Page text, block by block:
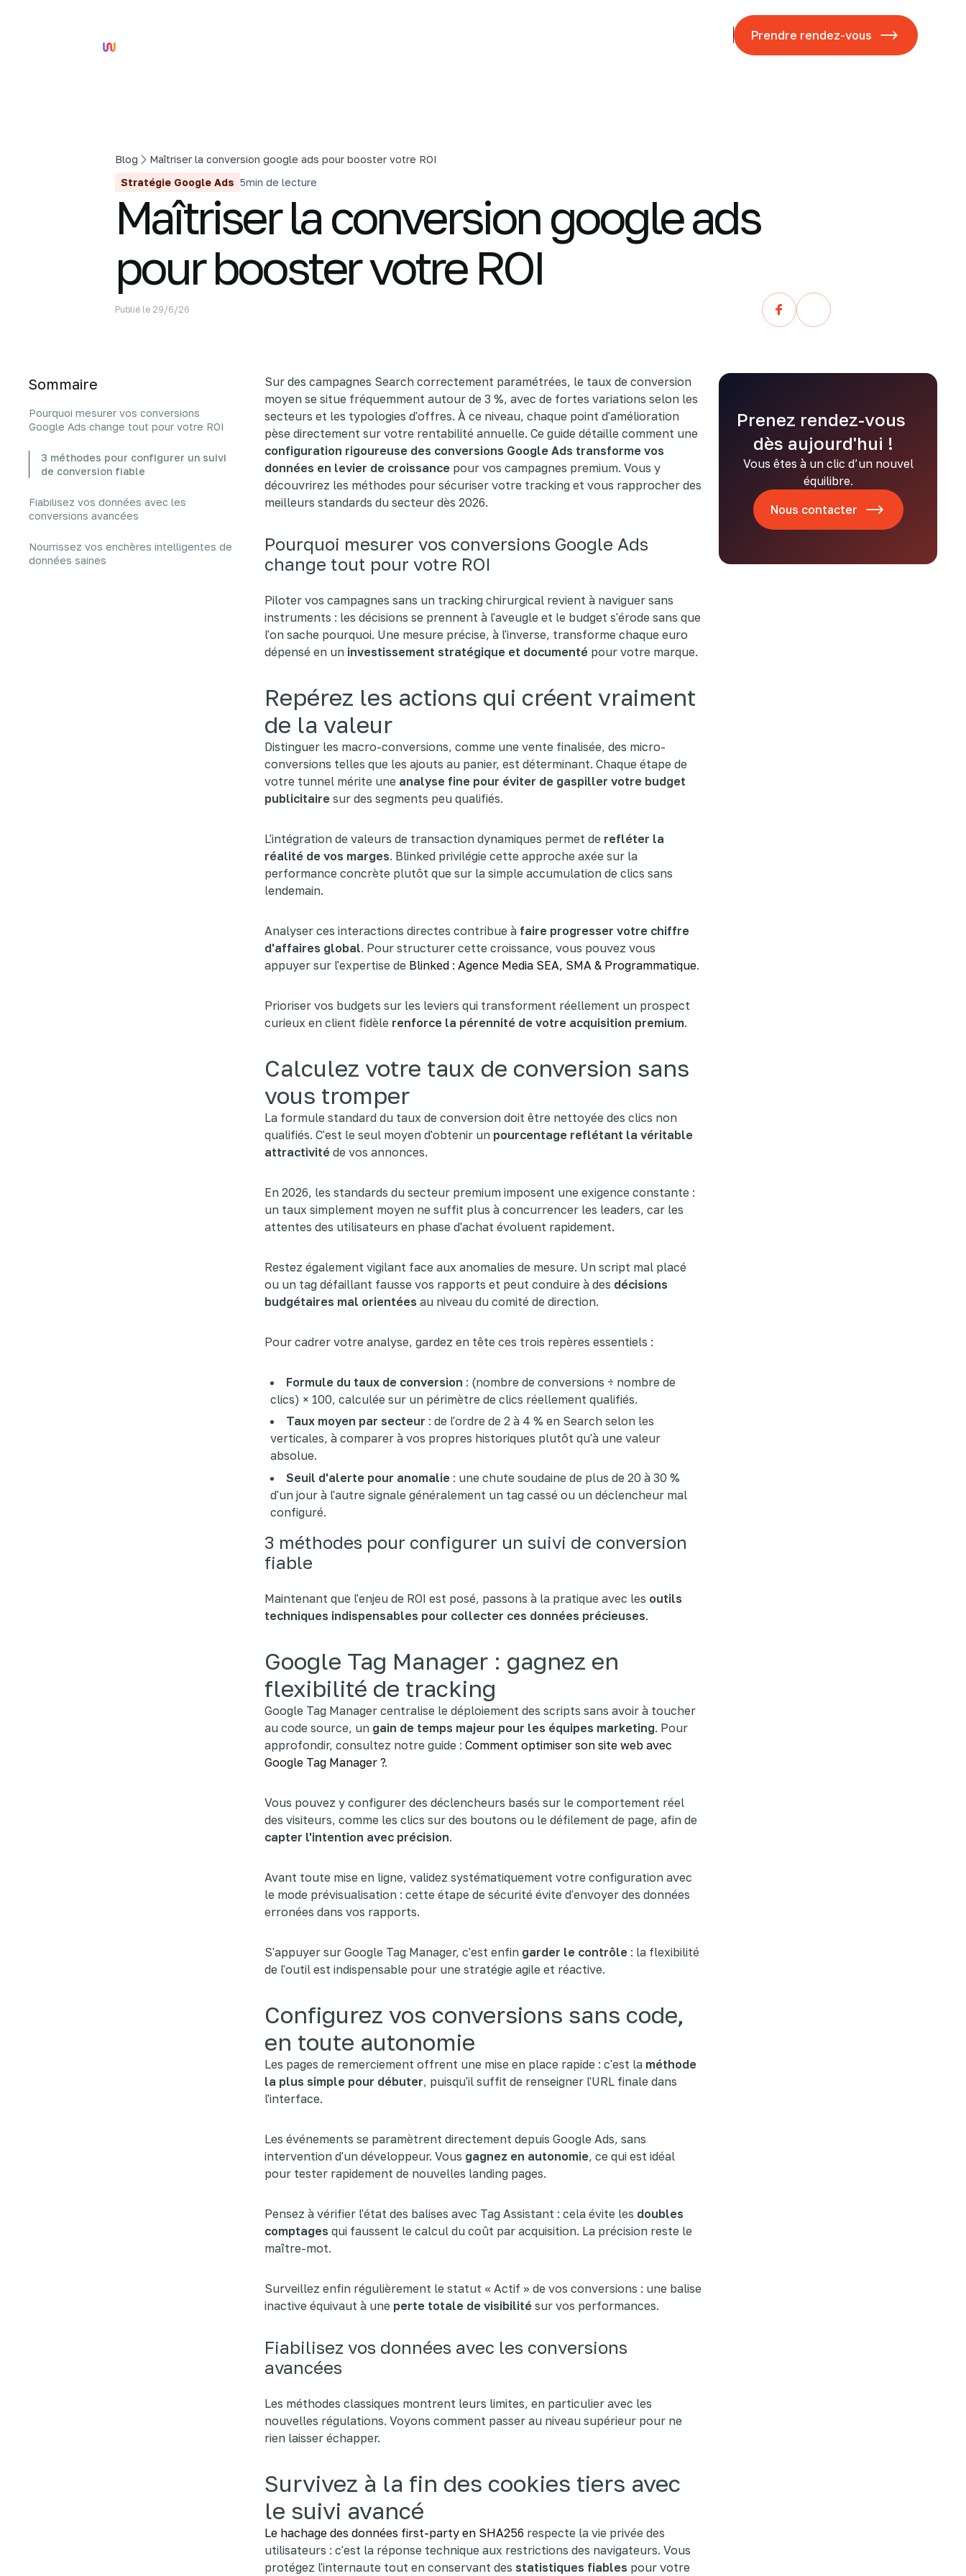
Prendre rendez-vous
Blog
Maîtriser la conversion google ads pour booster votre ROI
Stratégie Google Ads 5min de lecture
Maîtriser la conversion google ads
pour booster votre ROI
Publié le 29/6/26
Sommaire
Pourquoi mesurer vos conversions
Google Ads change tout pour votre ROI
3 méthodes pour configurer un suivi
de conversion fiable
Fiabilisez vos données avec les
conversions avancées
Nourrissez vos enchères intelligentes de
données saines
Sur des campagnes Search correctement paramétrées, le taux de conversion
moyen se situe fréquemment autour de 3 %, avec de fortes variations selon les
secteurs et les typologies d'offres. À ce niveau, chaque point d'amélioration
pèse directement sur votre rentabilité annuelle. Ce guide détaille comment une
configuration rigoureuse des conversions Google Ads transforme vos
données en levier de croissance pour vos campagnes premium. Vous y
découvrirez les méthodes pour sécuriser votre tracking et vous rapprocher des
meilleurs standards du secteur dès 2026.
Pourquoi mesurer vos conversions Google Ads
change tout pour votre ROI
Piloter vos campagnes sans un tracking chirurgical revient à naviguer sans
instruments : les décisions se prennent à l'aveugle et le budget s'érode sans que
l'on sache pourquoi. Une mesure précise, à l'inverse, transforme chaque euro
dépensé en un investissement stratégique et documenté pour votre marque.
Repérez les actions qui créent vraiment
de la valeur
Distinguer les macro-conversions, comme une vente finalisée, des micro-
conversions telles que les ajouts au panier, est déterminant. Chaque étape de
votre tunnel mérite une analyse fine pour éviter de gaspiller votre budget
publicitaire sur des segments peu qualifiés.
L'intégration de valeurs de transaction dynamiques permet de refléter la
réalité de vos marges. Blinked privilégie cette approche axée sur la
performance concrète plutôt que sur la simple accumulation de clics sans
lendemain.
Analyser ces interactions directes contribue à faire progresser votre chiffre
d'affaires global. Pour structurer cette croissance, vous pouvez vous
appuyer sur l'expertise de Blinked : Agence Media SEA, SMA & Programmatique.
Prioriser vos budgets sur les leviers qui transforment réellement un prospect
curieux en client fidèle renforce la pérennité de votre acquisition premium.
Calculez votre taux de conversion sans
vous tromper
La formule standard du taux de conversion doit être nettoyée des clics non
qualifiés. C'est le seul moyen d'obtenir un pourcentage reflétant la véritable
attractivité de vos annonces.
En 2026, les standards du secteur premium imposent une exigence constante :
un taux simplement moyen ne suffit plus à concurrencer les leaders, car les
attentes des utilisateurs en phase d'achat évoluent rapidement.
Restez également vigilant face aux anomalies de mesure. Un script mal placé
ou un tag défaillant fausse vos rapports et peut conduire à des décisions
budgétaires mal orientées au niveau du comité de direction.
Pour cadrer votre analyse, gardez en tête ces trois repères essentiels :
Formule du taux de conversion : (nombre de conversions ÷ nombre de
clics) × 100, calculée sur un périmètre de clics réellement qualifiés.
Taux moyen par secteur : de l'ordre de 2 à 4 % en Search selon les
verticales, à comparer à vos propres historiques plutôt qu'à une valeur
absolue.
Seuil d'alerte pour anomalie : une chute soudaine de plus de 20 à 30 %
d'un jour à l'autre signale généralement un tag cassé ou un déclencheur mal
configuré.
3 méthodes pour configurer un suivi de conversion
fiable
Maintenant que l'enjeu de ROI est posé, passons à la pratique avec les outils
techniques indispensables pour collecter ces données précieuses.
Google Tag Manager : gagnez en
flexibilité de tracking
Google Tag Manager centralise le déploiement des scripts sans avoir à toucher
au code source, un gain de temps majeur pour les équipes marketing. Pour
approfondir, consultez notre guide : Comment optimiser son site web avec
Google Tag Manager ?.
Vous pouvez y configurer des déclencheurs basés sur le comportement réel
des visiteurs, comme les clics sur des boutons ou le défilement de page, afin de
capter l'intention avec précision.
Avant toute mise en ligne, validez systématiquement votre configuration avec
le mode prévisualisation : cette étape de sécurité évite d'envoyer des données
erronées dans vos rapports.
S'appuyer sur Google Tag Manager, c'est enfin garder le contrôle : la flexibilité
de l'outil est indispensable pour une stratégie agile et réactive.
Configurez vos conversions sans code,
en toute autonomie
Les pages de remerciement offrent une mise en place rapide : c'est la méthode
la plus simple pour débuter, puisqu'il suffit de renseigner l'URL finale dans
l'interface.
Les événements se paramètrent directement depuis Google Ads, sans
intervention d'un développeur. Vous gagnez en autonomie, ce qui est idéal
pour tester rapidement de nouvelles landing pages.
Pensez à vérifier l'état des balises avec Tag Assistant : cela évite les doubles
comptages qui faussent le calcul du coût par acquisition. La précision reste le
maître-mot.
Surveillez enfin régulièrement le statut « Actif » de vos conversions : une balise
inactive équivaut à une perte totale de visibilité sur vos performances.
Fiabilisez vos données avec les conversions
avancées
Les méthodes classiques montrent leurs limites, en particulier avec les
nouvelles régulations. Voyons comment passer au niveau supérieur pour ne
rien laisser échapper.
Survivez à la fin des cookies tiers avec
le suivi avancé
Le hachage des données first-party en SHA256 respecte la vie privée des
utilisateurs : c'est la réponse technique aux restrictions des navigateurs. Vous
protégez l'internaute tout en conservant des statistiques fiables pour votre
Prenez rendez-vous
dès aujourd'hui !
Vous êtes à un clic d’un nouvel
équilibre.
Nous contacter